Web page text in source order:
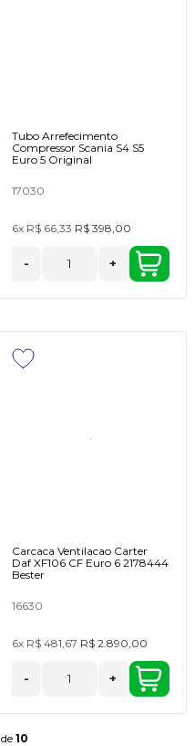
Tubo Arrefecimento
Compressor Scania S4 S5
Euro 5 Original
17030
6x R$ 66,33 R$ 398,00
- +
Carcaca Ventilacao Carter
Daf XF106 CF Euro 6 2178444
Bester
16630
6x R$ 481,67 R$ 2.890,00
- +
de10